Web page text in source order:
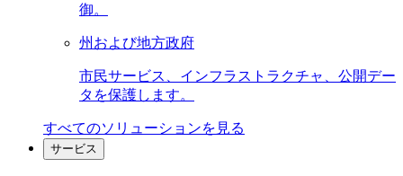
御。
州および地方政府
市民サービス、インフラストラクチャ、公開デー
タを保護します。
すべてのソリューションを見る
サービス